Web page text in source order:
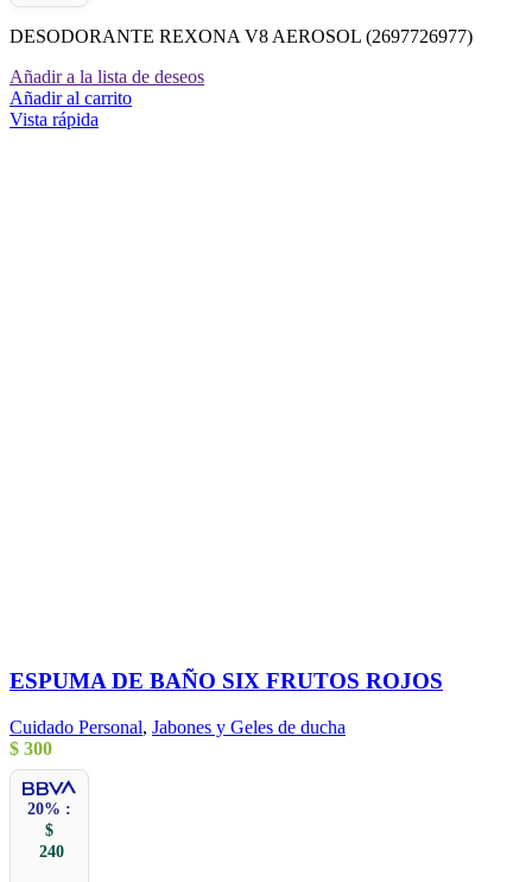
DESODORANTE REXONA V8 AEROSOL (2697726977)
Añadir a la lista de deseos
Añadir al carrito
Vista rápida
ESPUMA DE BAÑO SIX FRUTOS ROJOS
Cuidado Personal, Jabones y Geles de ducha
$ 300
20% :
$
240